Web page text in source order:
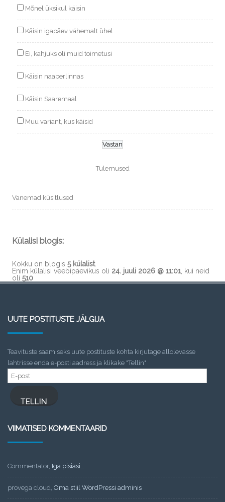
Mõnel üksikul käisin
Käisin igapäev vähemalt ühel
Ei, kahjuks oli muid toimetusi
Käisin naaberlinnas
Käisin Saaremaal
Muu variant, kus käisid
Tulemused
Vanemad küsitlused
Külalisi blogis:
Kokku on blogis 5 külalist.
Enim külalisi veebipäevikus oli 24. juuli 2026 @ 11:01, kui neid
oli 510
UUTE POSTITUSTE JÄLGIJA
Teavituste saamiseks uute postituste kohta kirjutage allolevasse
lahtrisse enda e-posti aadress ja klikake "Tellin"
E-
post
TELLIN
VIIMATISED KOMMENTAARID
Commentator, Iga pisiasi…
provega cloud, Oma stiil WordPressi adminis